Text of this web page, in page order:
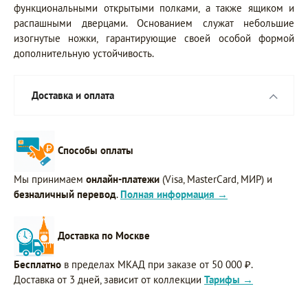
функциональными открытыми полками, а также ящиком и
распашными дверцами. Основанием служат небольшие
изогнутые ножки, гарантирующие своей особой формой
дополнительную устойчивость.
Доставка и оплата
Способы оплаты
Мы принимаем онлайн-платежи (Visa, MasterCard, МИР) и
безналичный перевод. Полная информация →
Доставка по Москве
Бесплатно в пределах МКАД при заказе от 50 000 ₽.
Доставка от 3 дней, зависит от коллекции Тарифы →